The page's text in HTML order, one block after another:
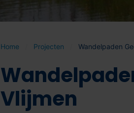
Home Projecten Wandelpaden
Vlijmen